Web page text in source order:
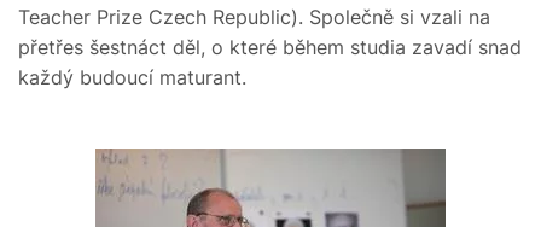
Teacher Prize Czech Republic). Společně si vzali na
přetřes šestnáct děl, o které během studia zavadí snad
každý budoucí maturant.